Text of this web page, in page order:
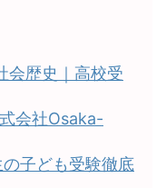
会歴史｜高校受
会社Osaka-
子ども受験徹底